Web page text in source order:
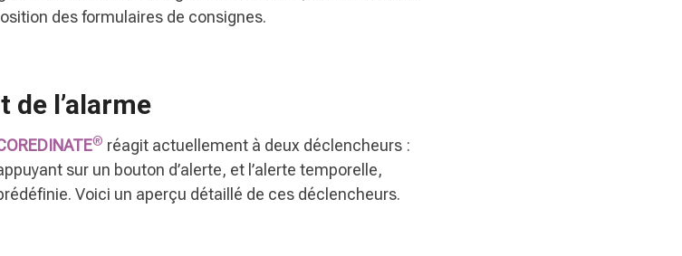
des formulaires de consignes.
de l’alarme
® réagit actuellement à deux déclencheurs :
sur un bouton d’alerte, et l’alerte temporelle,
Voici un aperçu détaillé de ces déclencheurs.